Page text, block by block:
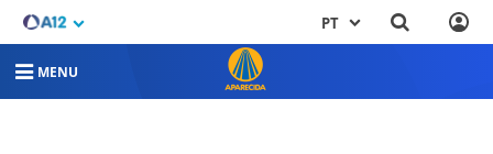
PT
MENU